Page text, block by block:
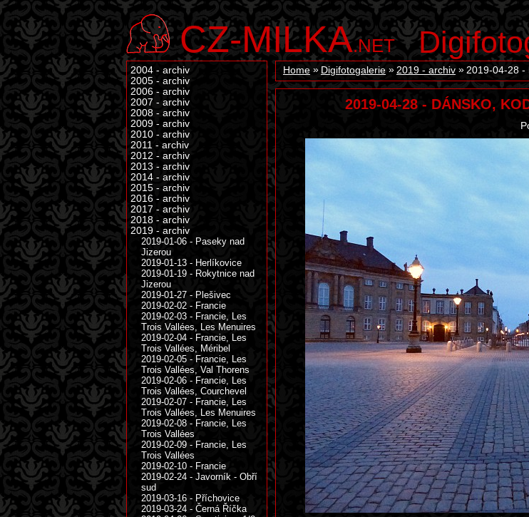
CZ-MILKA.NET
Home Digifotogalerie 2019 - archiv 2019-04-28 -
2019-04-28 - DÁNSKO,
2004 - archiv
2005 - archiv
2006 - archiv
2007 - archiv
2008 - archiv
2009 - archiv
2010 - archiv
2011 - archiv
2012 - archiv
2013 - archiv
2014 - archiv
2015 - archiv
2016 - archiv
2017 - archiv
2018 - archiv
2019 - archiv
2019-01-06 - Paseky nad
Jizerou
2019-01-13 - Herlíkovice
2019-01-19 - Rokytnice nad
Jizerou
2019-01-27 - Plešivec
2019-02-02 - Francie
2019-02-03 - Francie, Les
Trois Vallées, Les Menuires
2019-02-04 - Francie, Les
Trois Vallées, Méribel
2019-02-05 - Francie, Les
Trois Vallées, Val Thorens
2019-02-06 - Francie, Les
Trois Vallées, Courchevel
2019-02-07 - Francie, Les
Trois Vallées, Les Menuires
2019-02-08 - Francie, Les
Trois Vallées
2019-02-09 - Francie, Les
Trois Vallées
2019-02-10 - Francie
2019-02-24 - Javorník - Obří
sud
2019-03-16 - Příchovice
2019-03-24 - Černá Říčka